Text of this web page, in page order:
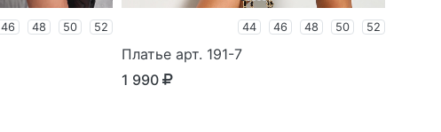
46 48 50 52 44 46 48 50 52
Платье арт. 191-7
1 990